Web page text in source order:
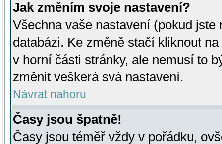
Jak změním svoje nastavení?
Všechna vaše nastavení (pokud
databázi. Ke změně stačí kliknout
v horní části stránky, ale nemusí to
změnit veškerá svá nastavení.
Návrat nahoru
Časy jsou špatně!
Časy jsou téměř vždy v pořádku,